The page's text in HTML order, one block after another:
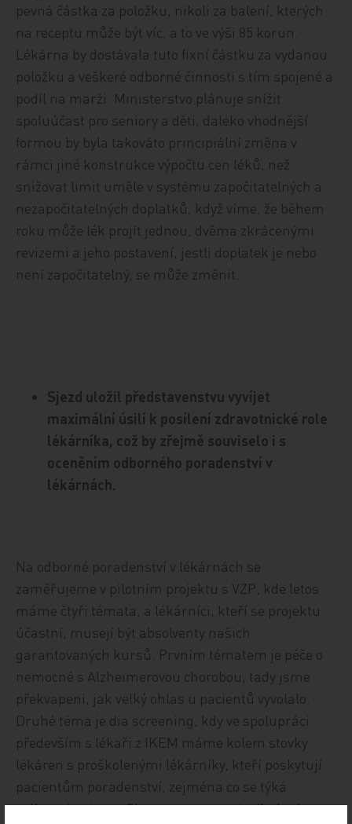
pevná částka za položku, nikoli za balení, kterých
na receptu může být víc, a to ve výši 85 korun.
Lékárna by dostávala tuto fixní částku za vydanou
položku a veškeré odborné činnosti s tím spojené a
podíl na marži. Ministerstvo plánuje snížit
spoluúčast pro seniory a děti, daleko vhodnější
formou by byla takováto principiální změna v
rámci jiné konstrukce výpočtu cen léků, než
snižovat limit uměle v systému započitatelných a
nezapočitatelných doplatků, když víme, že během
roku může lék projít jednou, dvěma zkrácenými
revizemi a jeho postavení, jestli doplatek je nebo
není započitatelný, se může změnit.
Sjezd uložil představenstvu vyvíjet
maximální úsilí k posílení zdravotnické role
lékárníka, což by zřejmě souviselo i s
oceněním odborného poradenství v
lékárnách.
Na odborné poradenství v lékárnách se
zaměřujeme v pilotním projektu s VZP, kde letos
máme čtyři témata, a lékárníci, kteří se projektu
účastní, musejí být absolventy našich
garantovaných kursů. Prvním tématem je péče o
nemocné s Alzheimerovou chorobou, tady jsme
překvapeni, jak velký ohlas u pacientů vyvolalo.
Druhé téma je dia screening, kdy ve spolupráci
především s lékaři z IKEM máme kolem stovky
lékáren s proškolenými lékárníky, kteří poskytují
pacientům poradenství, zejména co se týká
selfmonitoringu. Chceme napomoci odhalení